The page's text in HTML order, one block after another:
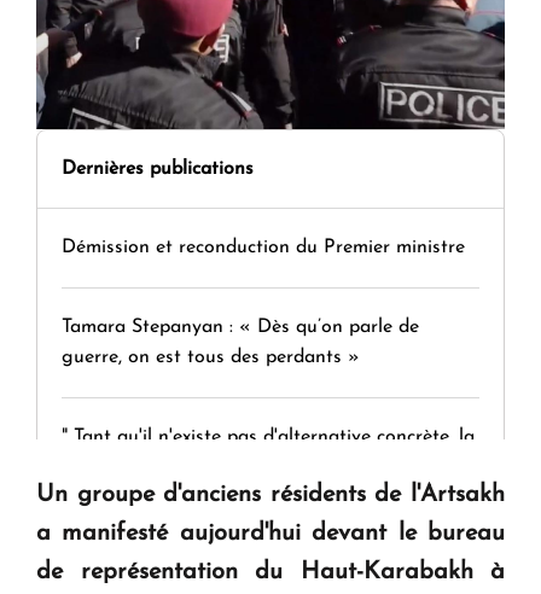
Dernières publications
Démission et reconduction du Premier ministre
Tamara Stepanyan : « Dès qu’on parle de
guerre, on est tous des perdants »
" Tant qu'il n'existe pas d'alternative concrète, la
KASA : 30 ans d'audace, de résilience et d'avenir
en Arménie
Un groupe d'anciens résidents de l'Artsakh
a manifesté aujourd'hui devant le bureau
de représentation du Haut-Karabakh à